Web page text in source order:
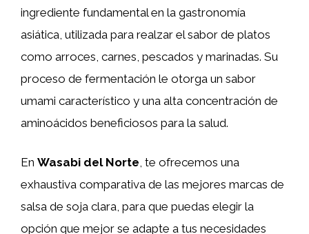
ingrediente fundamental en la gastronomía
asiática, utilizada para realzar el sabor de platos
como arroces, carnes, pescados y marinadas. Su
proceso de fermentación le otorga un sabor
umami característico y una alta concentración de
aminoácidos beneficiosos para la salud.
En Wasabi del Norte, te ofrecemos una
exhaustiva comparativa de las mejores marcas de
salsa de soja clara, para que puedas elegir la
opción que mejor se adapte a tus necesidades